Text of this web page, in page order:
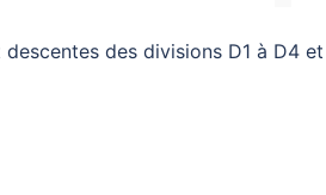
des divisions D1 à D4 et